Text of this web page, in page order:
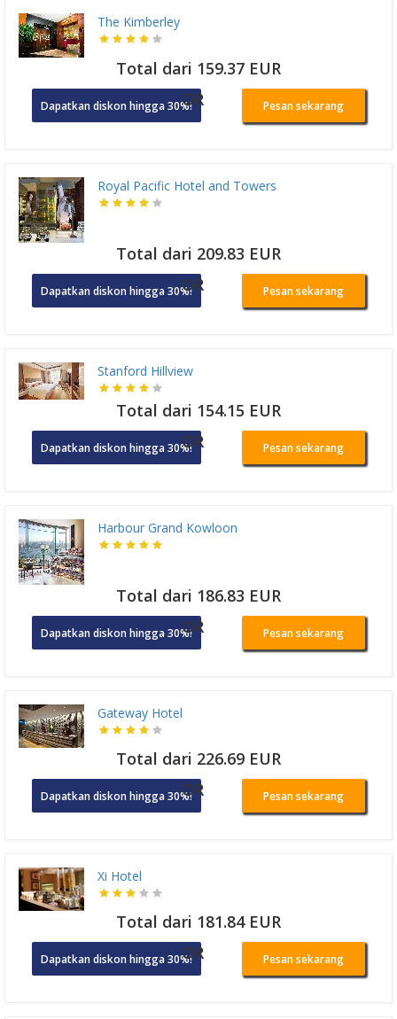
The Kimberley
Total dari 159.37 EUR
Dapatkan diskon hingga 30%!OR Pesan sekarang
Royal Pacific Hotel and Towers
Total dari 209.83 EUR
Dapatkan diskon hingga 30%!OR Pesan sekarang
Stanford Hillview
Total dari 154.15 EUR
Dapatkan diskon hingga 30%!OR Pesan sekarang
Harbour Grand Kowloon
Total dari 186.83 EUR
Dapatkan diskon hingga 30%!OR Pesan sekarang
Gateway Hotel
Total dari 226.69 EUR
Dapatkan diskon hingga 30%!OR Pesan sekarang
Xi Hotel
Total dari 181.84 EUR
Dapatkan diskon hingga 30%!OR Pesan sekarang